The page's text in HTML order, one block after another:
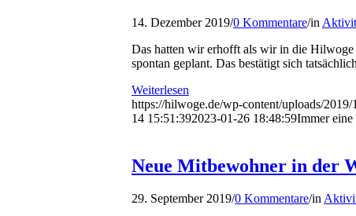
14. Dezember 2019/0 Kommentare/in
Das hatten wir erhofft als wir in die Hilwoge
spontan geplant. Das bestätigt sich
Weiterlesen
https://hilwoge.de/wp-content/uploads/
14 15:51:392023-01-26 18:48:59Immer eine
Neue Mitbewohner in der
29. September 2019/0 Kommentare/in